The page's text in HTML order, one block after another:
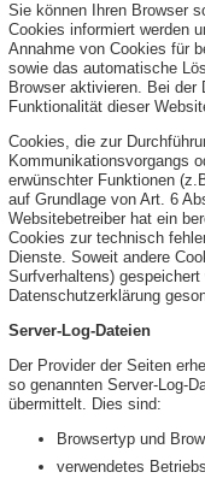
Sie können Ihren Browser
Cookies informiert werden
Annahme von Cookies für
sowie das automatische
Browser aktivieren. Bei
Funktionalität dieser
Cookies, die zur
Kommunikationsvorgangs
erwünschter Funktionen
auf Grundlage von Art. 6
Websitebetreiber hat ein
Cookies zur technisch
Dienste. Soweit andere
Surfverhaltens)
Datenschutzerklärung
Server-Log-Dateien
Der Provider der Seiten
so genannten Server-Log-
übermittelt. Dies sind:
Browsertyp und
verwendetes